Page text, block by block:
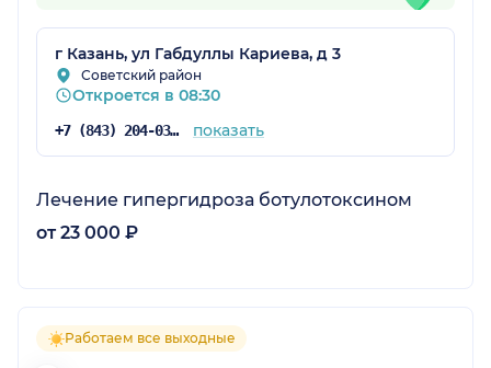
г Казань, ул Габдуллы Кариева, д 3
Советский район
Откроется в 08:30
+7 (843) 204-03-44 показать
Лечение гипергидроза ботулотоксином
от 23 000 ₽
Работаем все выходные